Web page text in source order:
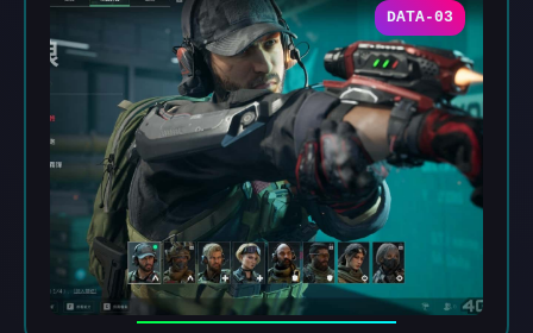
DATA-03